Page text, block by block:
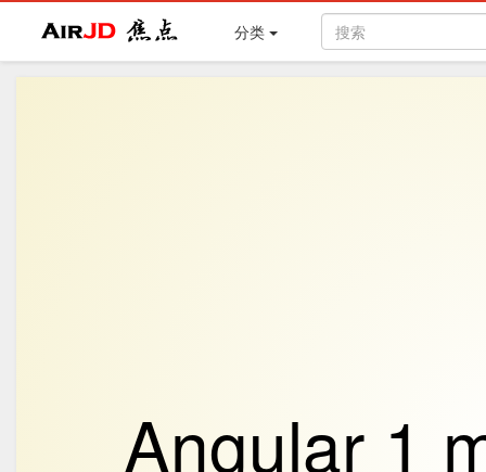
Air焦点 分类
Angular 1